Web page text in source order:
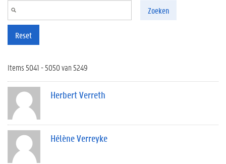
Zoeken
Reset
Items 5041 - 5050 van 5249
Herbert Verreth
Hélène Verreyke